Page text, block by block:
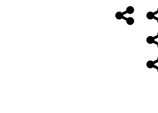
MenùHome
Page